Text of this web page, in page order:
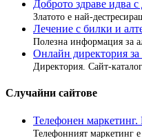
Доброто здраве идва
Златото е най-
Лечение с билки и
Полезна информация за
Онлайн директория за
Директория. Сайт-
Случайни сайтове
Телефонен
Телефонният маркетинг